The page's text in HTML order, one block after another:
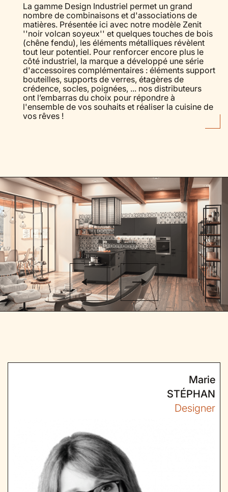
La gamme Design Industriel permet un grand
nombre de combinaisons et d'associations de
matières. Présentée ici avec notre modèle Zenit
''noir volcan soyeux'' et quelques touches de bois
(chêne fendu), les éléments métalliques révèlent
tout leur potentiel. Pour renforcer encore plus le
côté industriel, la marque a développé une série
d'accessoires complémentaires : éléments support
bouteilles, supports de verres, étagères de
crédence, socles, poignées, ... nos distributeurs
ont l’embarras du choix pour répondre à
l'ensemble de vos souhaits et réaliser la cuisine de
vos rêves !
Marie
STÉPHAN
Designer